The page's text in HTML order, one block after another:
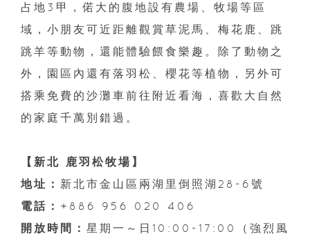
占地3甲，偌大的腹地設有農場、牧場等區
域，小朋友可近距離觀賞草泥馬、梅花鹿、跳
跳羊等動物，還能體驗餵食樂趣。除了動物之
外，園區內還有落羽松、櫻花等植物，另外可
搭乘免費的沙灘車前往附近看海，喜歡大自然
的家庭千萬別錯過。
【新北 鹿羽松牧場】
地址： 新北市金山區兩湖里倒照湖28-6號
電話： +886 956 020 406
開放時間： 星期一～日10:00-17:00（強烈風